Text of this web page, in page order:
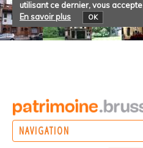
utilisant ce dernier, vous
En savoir plus
OK
NAVIGATION